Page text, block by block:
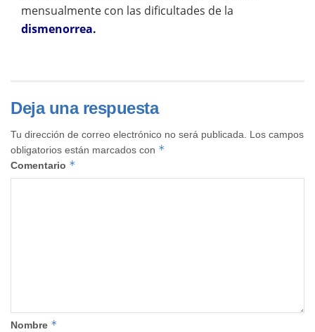
mensualmente con las dificultades de la
dismenorrea.
Deja una respuesta
Tu dirección de correo electrónico no será publicada.
Los campos
obligatorios están marcados con *
Comentario *
Nombre *